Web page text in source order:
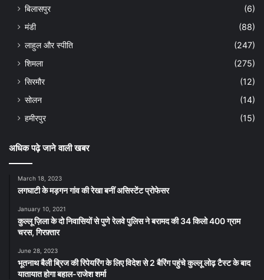
बिलासपुर
(6)
मंडी
(88)
लाहुल और स्पीति
(247)
शिमला
(275)
सिरमौर
(12)
सोलन
(14)
हमीरपुर
(15)
अधिक पढ़े जाने वाली खबर
March 18, 2023
लगघाटी के मड़गन गांव की रेखा बनीं असिस्टेंट प्रोफेसर
January 10, 2021
कुल्लू ज़िला के दो निवासियों से पुणे रेलवे पुलिस ने बरामद की 34 किलो 400 ग्राम
चरस, गिरफ़्तार
June 28, 2023
भूतनाथ बैली ब्रिज की रिपेयरिंग के लिए विदेश से 2 बैरिंग पहुंचे कुल्लू लोढ़ टैस्ट के बाद
यातायात होगा बहाल-राजेश शर्मा